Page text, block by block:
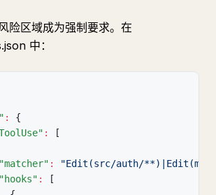
险区域成为强制要求。在
中：
:
{
:
[
"matcher" :
"Edit(src/auth/
"hooks" :
[